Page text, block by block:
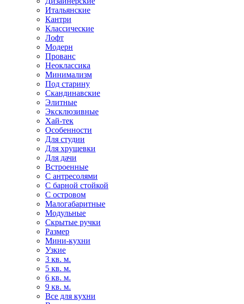
Итальянские
Кантри
Классические
Лофт
Модерн
Прованс
Неоклассика
Минимализм
Под старину
Скандинавские
Элитные
Эксклюзивные
Хай-тек
Особенности
Для студии
Для хрущевки
Для дачи
Встроенные
С антресолями
С барной стойкой
С островом
Малогабаритные
Модульные
Скрытые ручки
Размер
Мини-кухни
Узкие
3 кв. м.
5 кв. м.
6 кв. м.
9 кв. м.
Все для кухни